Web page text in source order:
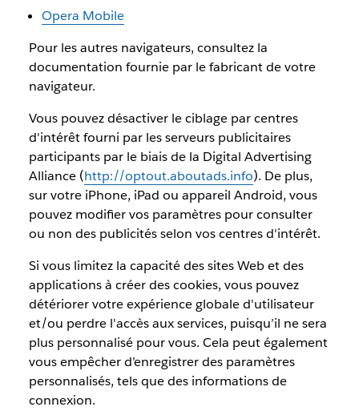
Opera Mobile
Pour les autres navigateurs, consultez la
documentation fournie par le fabricant de votre
navigateur.
Vous pouvez désactiver le ciblage par centres
d'intérêt fourni par les serveurs publicitaires
participants par le biais de la Digital Advertising
Alliance (http://optout.aboutads.info). De plus,
sur votre iPhone, iPad ou appareil Android, vous
pouvez modifier vos paramètres pour consulter
ou non des publicités selon vos centres d'intérêt.
Si vous limitez la capacité des sites Web et des
applications à créer des cookies, vous pouvez
détériorer votre expérience globale d'utilisateur
et/ou perdre l'accès aux services, puisqu’il ne sera
plus personnalisé pour vous. Cela peut également
vous empêcher d’enregistrer des paramètres
personnalisés, tels que des informations de
connexion.